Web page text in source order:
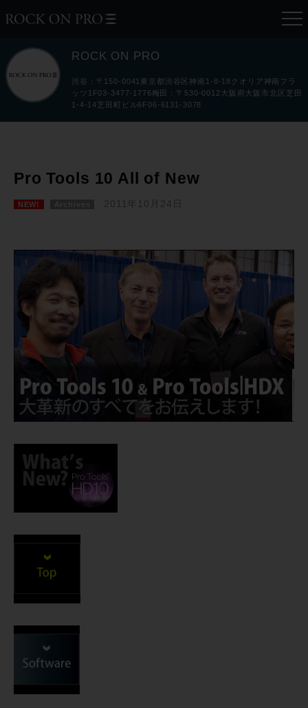
ROCK ON PRO
渋谷：〒150-0041東京都渋谷区神南1-8-18クオリア神南フラ
ッツ1F03-3477-1776梅田：〒530-0012大阪府大阪市北区芝田
1-4-14芝田町ビル6F06-6131-3078
Pro Tools 10 All of New
NEW! 2011年10月24日